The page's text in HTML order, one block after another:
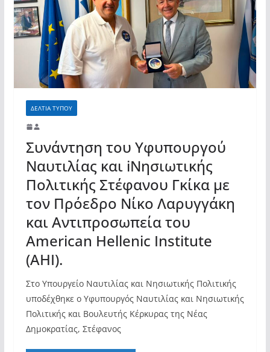
ΔΕΛΤΙΑ ΤΥΠΟΥ
Συνάντηση του Υφυπουργού
Ναυτιλίας και iΝησιωτικής
Πολιτικής Στέφανου Γκίκα με
τον Πρόεδρο Νίκο Λαρυγγάκη
και Αντιπροσωπεία του
American Hellenic Institute
(AHI).
Στο Υπουργείο Ναυτιλίας και Νησιωτικής Πολιτικής
υποδέχθηκε ο Υφυπουργός Ναυτιλίας και Νησιωτικής
Πολιτικής και Βουλευτής Κέρκυρας της Νέας
Δημοκρατίας, Στέφανος